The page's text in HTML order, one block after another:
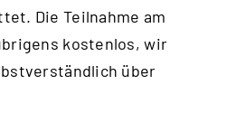
Die Teilnahme am
kostenlos, wir
über